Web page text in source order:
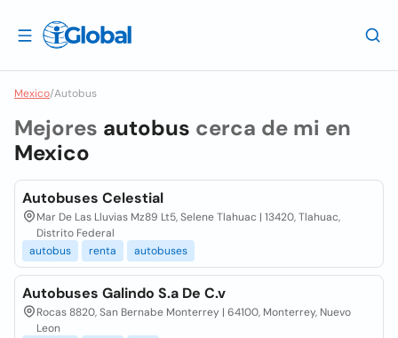
Mexico/Autobus
Mejores autobus cerca de mi en
Mexico
Autobuses Celestial
Mar De Las Lluvias Mz89 Lt5, Selene Tlahuac | 13420, Tlahuac,
Distrito Federal
autobus
renta autobuses
Autobuses Galindo S.a De C.v
Rocas 8820, San Bernabe Monterrey | 64100, Monterrey, Nuevo
Leon